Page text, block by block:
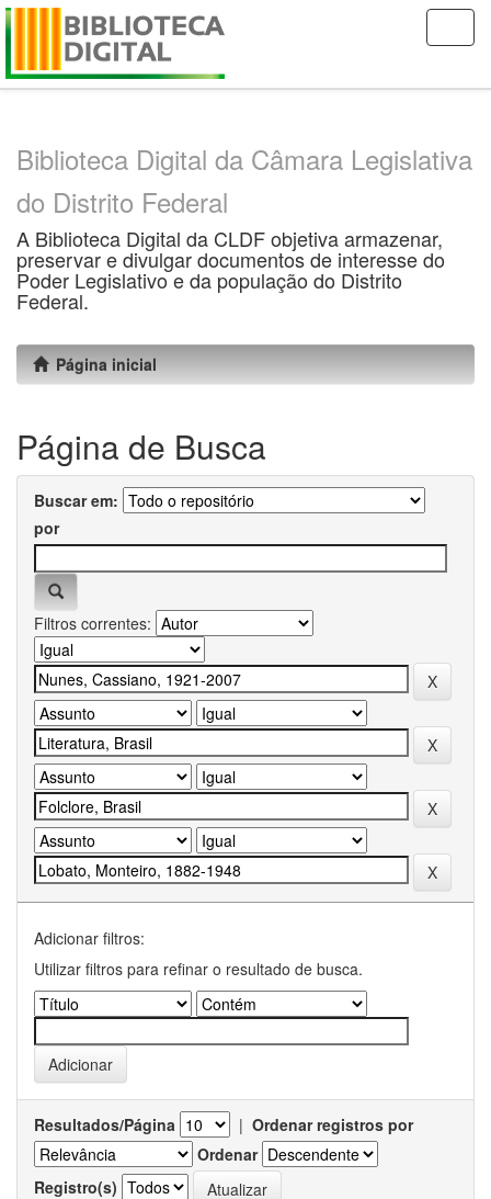
Skip
Biblioteca Digital da Câmara Legislativa
do Distrito Federal
A Biblioteca Digital da CLDF objetiva armazenar,
preservar e divulgar documentos de interesse do
Poder Legislativo e da população do Distrito
Federal.
Página inicial
Página de Busca
Buscar em:
por
Filtros correntes:
Adicionar filtros:
Utilizar filtros para refinar o resultado de busca.
Resultados/Página | Ordenar registros por
Ordenar
Registro(s)